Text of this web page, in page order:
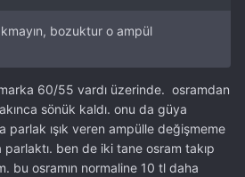
bozuktur o ampül
60/55 vardı üzerinde. osramdan
sönük kaldı. onu da güya
parlak ışık veren ampülle değişmeme
ben de iki tane osram takıp
bu osramın normaline 10 tl daha